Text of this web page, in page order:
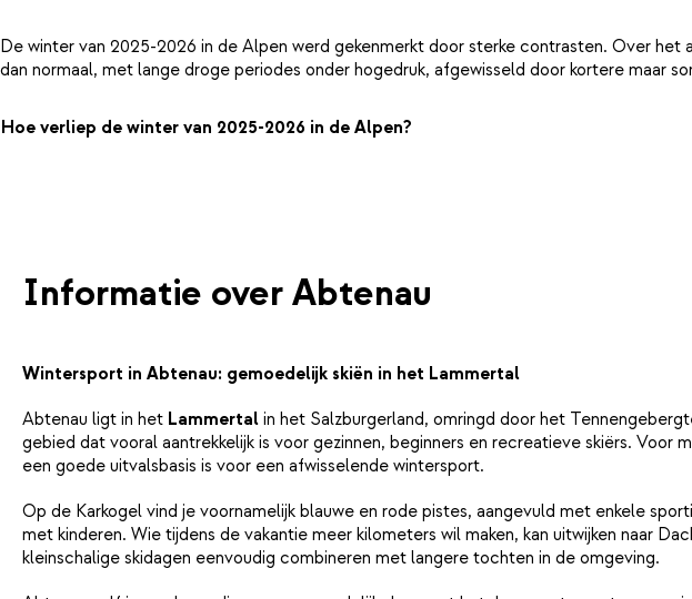
De winter van 2025-2026 in de Alpen werd gekenmerkt door sterke contrasten. Over het
dan normaal, met lange droge periodes onder hogedruk, afgewisseld door kortere maar
Hoe verliep de winter van 2025-2026 in de Alpen?
Informatie over Abtenau
Wintersport in Abtenau: gemoedelijk skiën in het Lammertal
Abtenau ligt in het Lammertal in het Salzburgerland, omringd door het
gebied dat vooral aantrekkelijk is voor gezinnen, beginners en recreatieve skiërs.
een goede uitvalsbasis is voor een afwisselende wintersport.
Op de Karkogel vind je voornamelijk blauwe en rode pistes, aangevuld met enkele
met kinderen. Wie tijdens de vakantie meer kilometers wil maken, kan uitwijken naar
kleinschalige skidagen eenvoudig combineren met langere tochten in de omgeving.